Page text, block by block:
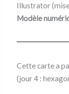
Illustrator
Modèle
Cette carte a
(jour 4 :